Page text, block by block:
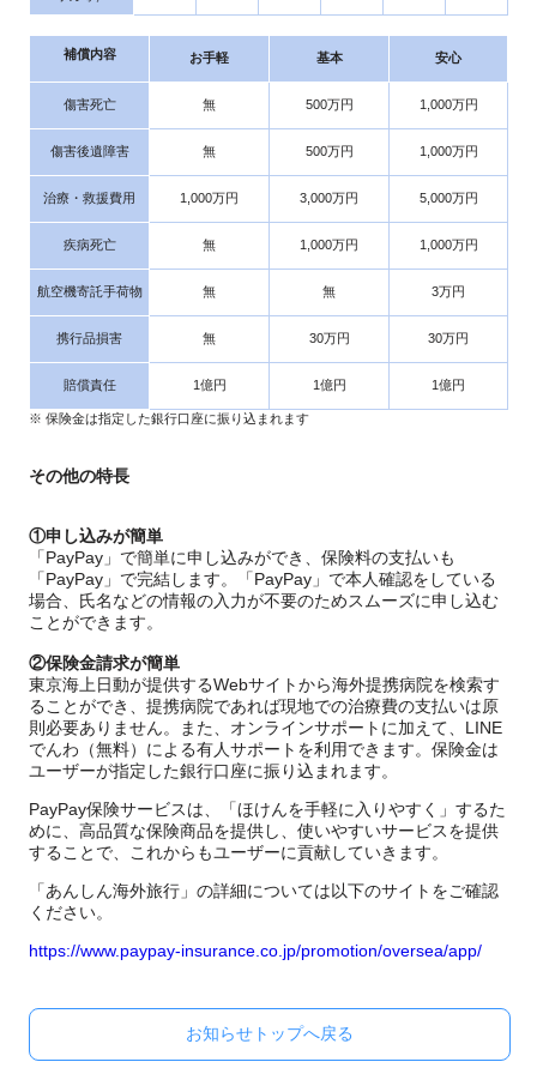
補償内容 お手軽 基本 安心
傷害死亡 無 500万円 1,000万円
傷害後遺障害 無 500万円 1,000万円
治療・救援費用 1,000万円 3,000万円 5,000万円
疾病死亡 無 1,000万円 1,000万円
航空機寄託手荷物 無 無 3万円
携行品損害 無 30万円 30万円
賠償責任 1億円 1億円 1億円
※ 保険金は指定した銀行口座に振り込まれます
その他の特長
①申し込みが簡単
「PayPay」で簡単に申し込みができ、保険料の支払いも
「PayPay」で完結します。「PayPay」で本人確認をしている
場合、氏名などの情報の入力が不要のためスムーズに申し込む
ことができます。
②保険金請求が簡単
東京海上日動が提供するWebサイトから海外提携病院を検索す
ることができ、提携病院であれば現地での治療費の支払いは原
則必要ありません。また、オンラインサポートに加えて、LINE
でんわ（無料）による有人サポートを利用できます。保険金は
ユーザーが指定した銀行口座に振り込まれます。
PayPay保険サービスは、「ほけんを手軽に入りやすく」するた
めに、高品質な保険商品を提供し、使いやすいサービスを提供
することで、これからもユーザーに貢献していきます。
「あんしん海外旅行」の詳細については以下のサイトをご確認
ください。
https://www.paypay-insurance.co.jp/promotion/oversea/app/
お知らせトップへ戻る